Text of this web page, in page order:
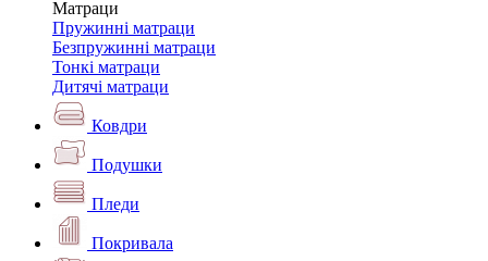
Матраци
Пружинні матраци
Безпружинні матраци
Тонкі матраци
Дитячі матраци
Ковдри
Подушки
Пледи
Покривала